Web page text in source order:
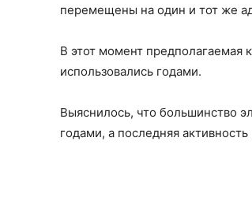
перемещены на один и тот же
В этот момент предполагаемая
использовались годами.
Выяснилось, что большинство
годами, а последняя